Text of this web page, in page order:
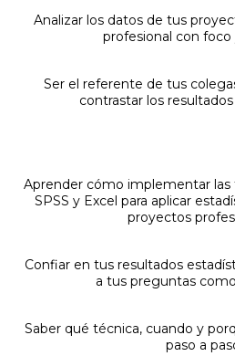
Analizar los datos de tus
profesional con foco
Ser el referente de tus
contrastar los
Aprender cómo implementar las
SPSS y Excel para aplicar
proyectos
Confiar en tus resultados
a tus preguntas
Saber qué técnica, cuando y
paso a